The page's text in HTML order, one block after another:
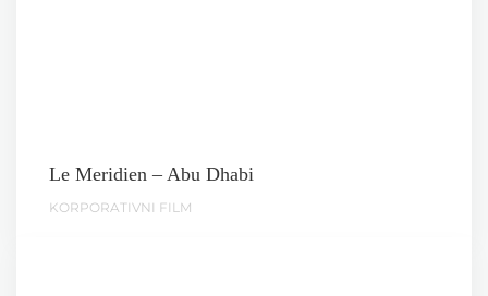
Le Meridien – Abu Dhabi
KORPORATIVNI FILM